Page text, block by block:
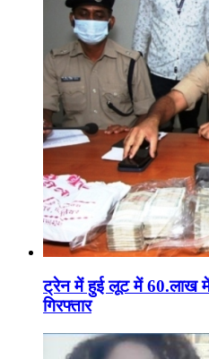
ट्रेन में हुई लूट में 60.लाख
गिरफ्तार